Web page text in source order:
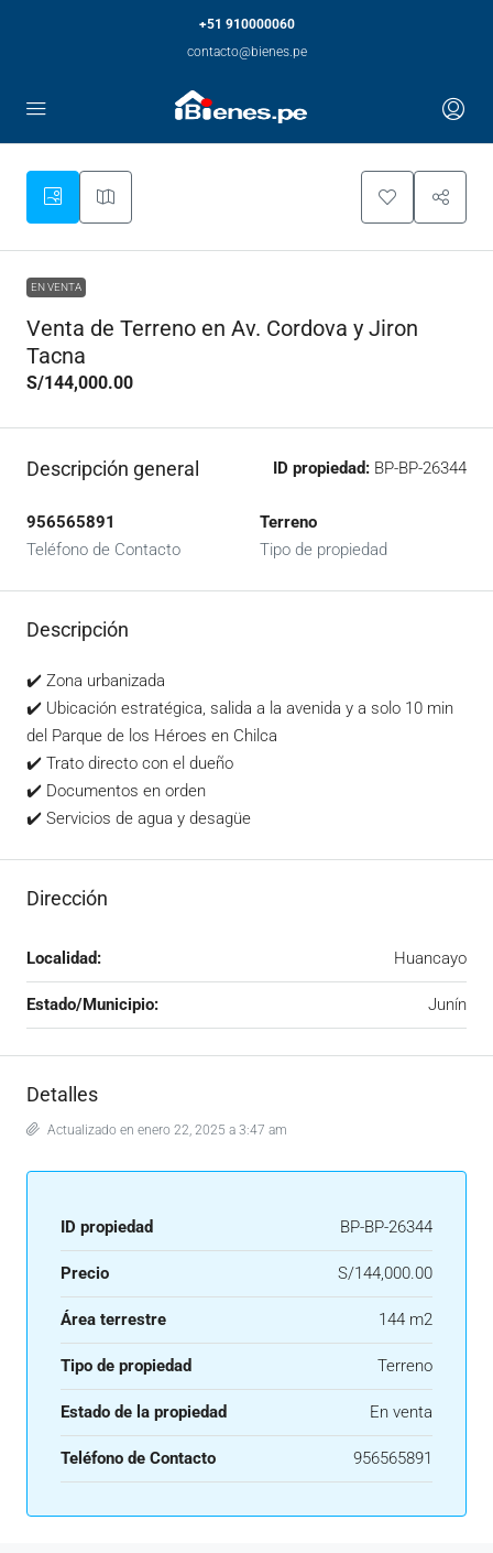
+51 910000060
contacto@bienes.pe
EN VENTA
Venta de Terreno en Av. Cordova y Jiron
Tacna
S/144,000.00
Descripción general ID propiedad: BP-BP-26344
956565891
Teléfono de Contacto
Terreno
Tipo de propiedad
Descripción
✔️ Zona urbanizada
✔️ Ubicación estratégica, salida a la avenida y a solo 10 min
del Parque de los Héroes en Chilca
✔️ Trato directo con el dueño
✔️ Documentos en orden
✔️ Servicios de agua y desagüe
Dirección
Localidad: Huancayo
Estado/Municipio: Junín
Detalles
Actualizado en enero 22, 2025 a 3:47 am
ID propiedad BP-BP-26344
Precio S/144,000.00
Área terrestre 144 m2
Tipo de propiedad Terreno
Estado de la propiedad En venta
Teléfono de Contacto 956565891